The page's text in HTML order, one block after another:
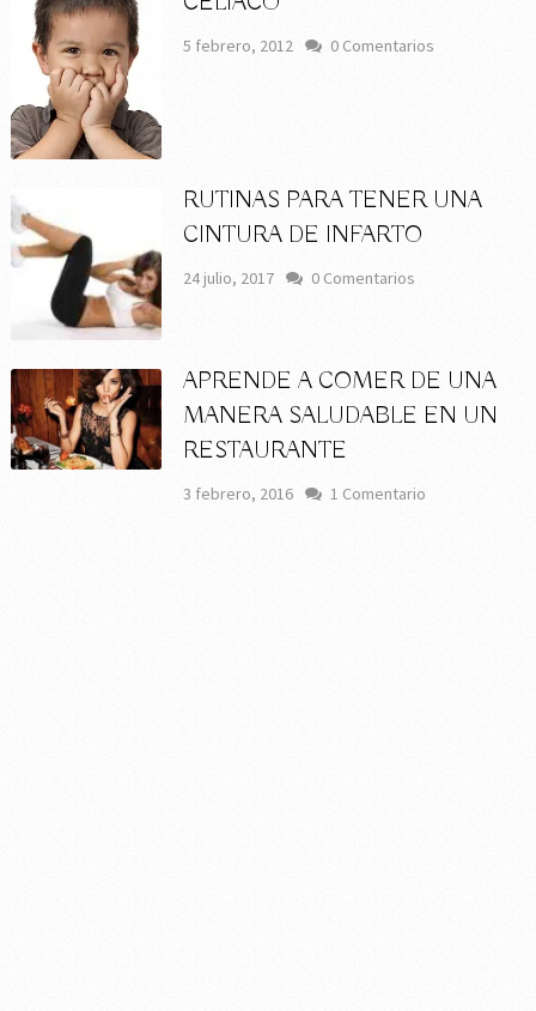
5 febrero, 2012 0 Comentarios
RUTINAS PARA TENER UNA
CINTURA DE INFARTO
24 julio, 2017 0 Comentarios
APRENDE A COMER DE UNA
MANERA SALUDABLE EN UN
RESTAURANTE
3 febrero, 2016 1 Comentario